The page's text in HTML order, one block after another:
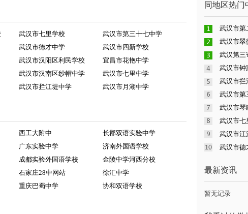
武汉市七里学校
武汉市第三十七中学
武汉市德才中学
武汉市四新学校
武汉市汉阳区利民学校
宜昌市花艳中学
武汉市汉南区纱帽中学
武汉市七里中学
武汉市拦江堤中学 武汉市月湖中学
西工大附中
长郡双语实验中学
广东实验中学
济南外国语学校
成都实验外国语学校
金陵中学河西分校
石家庄28中网站
徐汇中学
重庆巴蜀中学 协和双语学校
同地区热门
武汉市第
武汉市翠
武汉第三
武汉市钟
武汉市拦
武汉市第
武汉市琴
武汉市七
武汉市江
武汉市德
最新资讯
暂无记录